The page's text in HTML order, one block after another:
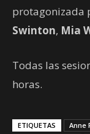
protagonizada
Swinton, Mia
Todas las
horas.
ETIQUETAS Anne